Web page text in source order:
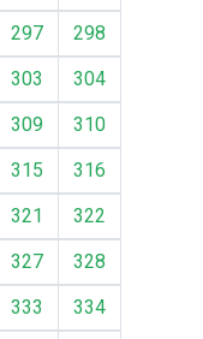
297
298
303
304
309
310
315
316
321
322
327
328
333
334